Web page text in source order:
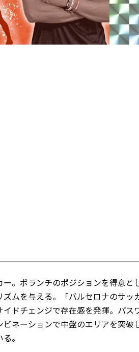
。ボランチのポジションを得意と
ムを与える。「バルセロナのサッ
ドチェンジで存在感を発揮。パス
ネーションで中盤のエリアを突破
。